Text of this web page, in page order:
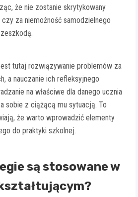
że nie zostanie skrytykowany
za niemożność samodzielnego
tutaj rozwiązywanie problemów za
a nauczanie ich refleksyjnego
na właściwe dla danego ucznia
sobie z ciążącą mu sytuacją. To
że warto wprowadzić elementy
do praktyki szkolnej.
są stosowane w